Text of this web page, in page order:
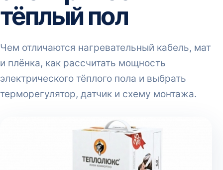
тёплый пол
Чем отличаются нагревательный кабель, мат
и плёнка, как рассчитать мощность
электрического тёплого пола и выбрать
терморегулятор, датчик и схему монтажа.